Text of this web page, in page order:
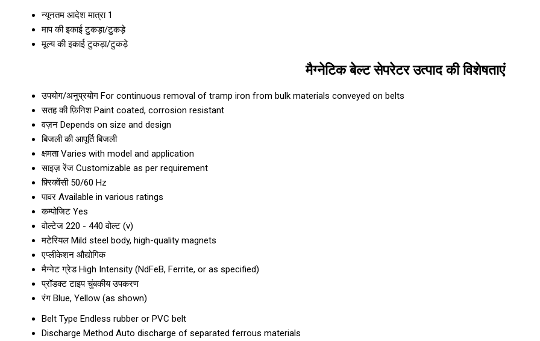
न्यूनतम आदेश मात्रा 1
माप की इकाई टुकड़ा/टुकड़े
मूल्य की इकाई टुकड़ा/टुकड़े
मैग्नेटिक बेल्ट सेपरेटर उत्पाद की विशेषताएं
उपयोग/अनुप्रयोग For continuous removal of tramp iron from bulk materials conveyed on belts
सतह की फ़िनिश Paint coated, corrosion resistant
वज़न Depends on size and design
बिजली की आपूर्ति बिजली
क्षमता Varies with model and application
साइज़ रेंज Customizable as per requirement
फ़्रिक्वेंसी 50/60 Hz
पावर Available in various ratings
कम्पोजिट Yes
वोल्टेज 220 - 440 वोल्ट (v)
मटेरियल Mild steel body, high-quality magnets
एप्लीकेशन औद्योगिक
मैग्नेट ग्रेड High Intensity (NdFeB, Ferrite, or as specified)
प्रॉडक्ट टाइप चुंबकीय उपकरण
रंग Blue, Yellow (as shown)
Belt Type Endless rubber or PVC belt
Discharge Method Auto discharge of separated ferrous materials